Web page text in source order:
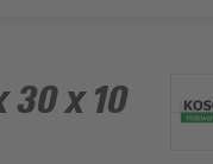
30 x 10